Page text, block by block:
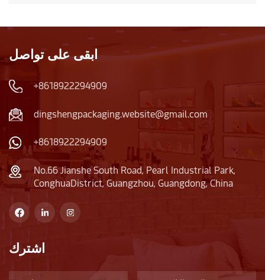
ابقى على تواصل
+8618922294909
dingshengpackaging.website@gmail.com
+8618922294909
No.66 Jianshe South Road, Pearl Industrial Park,
ConghuaDistrict, Guangzhou, Guangdong, China
اشترك